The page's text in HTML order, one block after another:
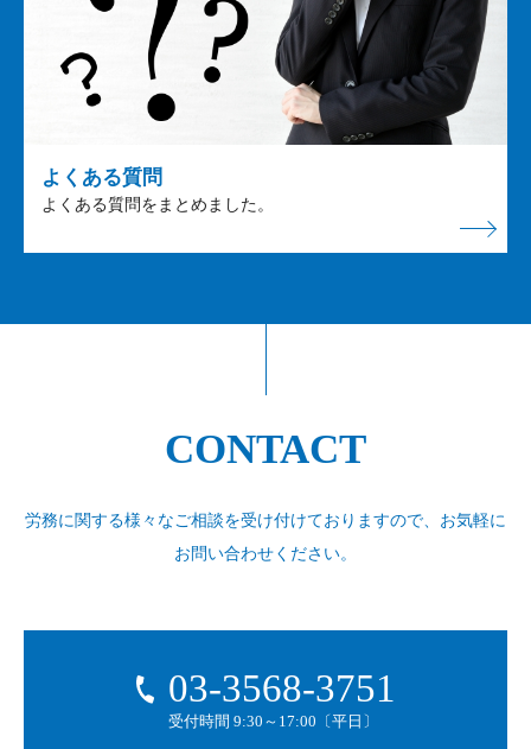
よくある質問
よくある質問をまとめました。
CONTACT
労務に関する様々なご相談を受け付けておりますので、 お気軽に
お問い合わせください。
03-3568-3751
受付時間 9:30～17:00〔平日〕